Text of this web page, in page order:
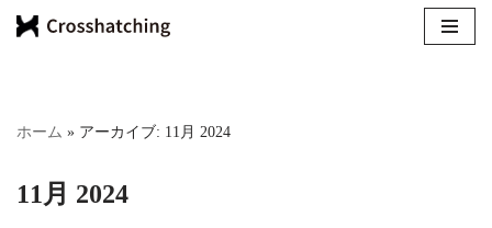
ン
へ
ホーム » アーカイブ: 11月 2024
11月 2024